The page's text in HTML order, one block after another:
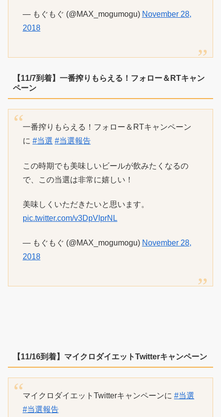
— もぐもぐ (@MAX_mogumogu) November 28,
2018
【11/7到着】一番搾りもらえる！フォロー＆RTキャン
ペーン
一番搾りもらえる！フォロー＆RTキャンペーン
に #当選 #当選報告
この時期でも美味しいビールが飲みたくなるの
で、この当選は非常に嬉しい！
美味しくいただきたいと思います。
pic.twitter.com/v3DpVIprNL
— もぐもぐ (@MAX_mogumogu) November 28,
2018
【11/16到着】マイクロダイエットTwitterキャンペーン
マイクロダイエットTwitterキャンペーンに #当選
#当選報告